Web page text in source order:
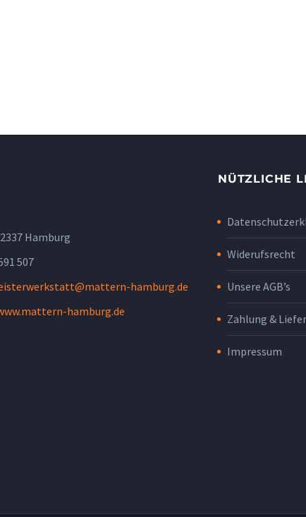
Hamburg
507
hamburg.de
hamburg.de
NÜTZLICHE
Widerufsrecht
Unsere AGB’s
Zahlung &
Impressum